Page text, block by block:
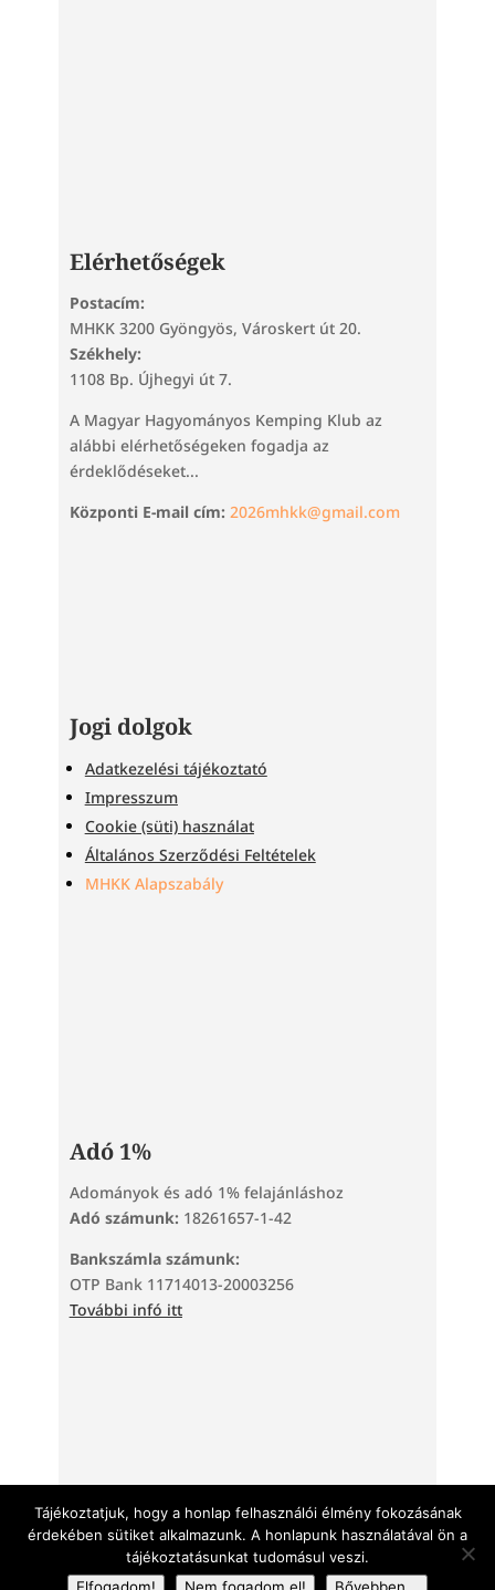
Elérhetőségek
Postacím:
MHKK 3200 Gyöngyös, Városkert út 20.
Székhely:
1108 Bp. Újhegyi út 7.
A Magyar Hagyományos Kemping Klub az
alábbi elérhetőségeken fogadja az
érdeklődéseket...
Központi E-mail cím: 2026mhkk@gmail.com
Jogi dolgok
Adatkezelési tájékoztató
Impresszum
Cookie (süti) használat
Általános Szerződési Feltételek
MHKK Alapszabály
Adó 1%
Adományok és adó 1% felajánláshoz
Adó számunk: 18261657-1-42
Bankszámla számunk:
OTP Bank 11714013-20003256
További infó itt
utca 73. | +36 30 690 9394 | info@teratarhely.hu |
teratarhely.hu
Weboldalkészítés:Debreceni weboldal készítő szakember
Tájékoztatjuk, hogy a honlap felhasználói élmény fokozásának
érdekében sütiket alkalmazunk. A honlapunk használatával ön a
tájékoztatásunkat tudomásul veszi.